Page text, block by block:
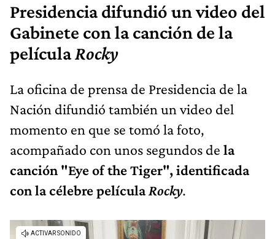
Presidencia difundió un video del
Gabinete con la canción de la
películaRocky
La oficina de prensa de Presidencia de la
Nación difundió también un video del
momento en que se tomó la foto,
acompañado con unos segundos de la
canción "Eye of the Tiger", identificada
con la célebre películaRocky.